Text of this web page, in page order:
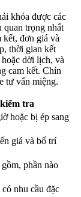
khóa được các
quan trọng nhất
đơn giá và
thời gian kết
dời lịch, và
cam kết. Chín
tư vấn miệng.
tra
hoặc bị ép sang
giá và bố trí
phần nào
nhu cầu đặc